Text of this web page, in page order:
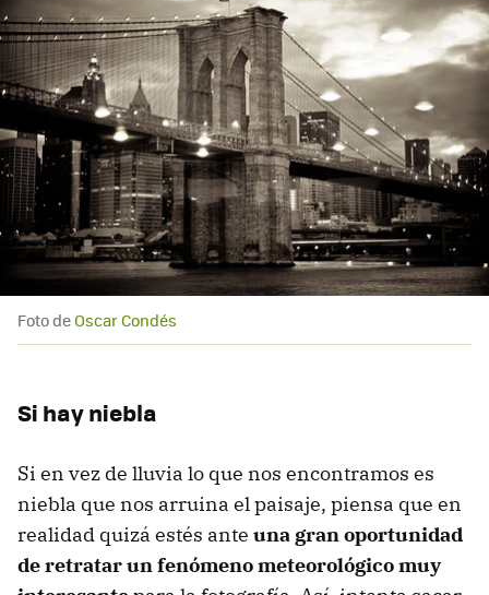
Foto deOscar Condés
Si hay niebla
Si en vez de lluvia lo que nos encontramos es
niebla que nos arruina el paisaje, piensa que en
realidad quizá estés ante una gran oportunidad
de retratar un fenómeno meteorológico muy